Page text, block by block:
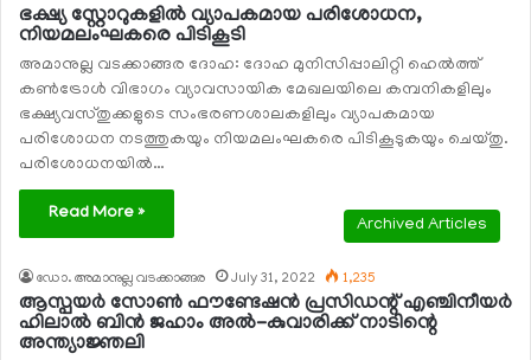
ഭക്ഷ്യ സ്റ്റോറുകളില്‍ വ്യാപകമായ പരിശോധന,
നിയമലംഘകരെ പിടികൂടി
അമാനുല്ല വടക്കാങ്ങര ദോഹ: ദോഹ മുനിസിപ്പാലിറ്റി ഹെല്‍ത്ത്
കണ്‍ട്രോള്‍ വിഭാഗം വ്യാവസായിക മേഖലയിലെ കമ്പനികളിലും
ഭക്ഷ്യവസ്തുക്കളുടെ സംഭരണശാലകളിലും വ്യാപകമായ
പരിശോധന നടത്തുകയും നിയമലംഘകരെ പിടികൂടുകയും ചെയ്തു.
പരിശോധനയില്‍…
Read More »
Archived Articles
ഡോ. അമാനുല്ല വടക്കാങ്ങര July 31, 2022 1,235
ആസ്പയര്‍ സോണ്‍ ഫൗണ്ടേഷന്‍ പ്രസിഡന്റ് എഞ്ചിനീയര്‍
ഹിലാൽ ബിന്‍ ജഹാം അല്‍-കുവാരിക്ക് നാടിന്റെ
അന്ത്യാജ്ഞലി